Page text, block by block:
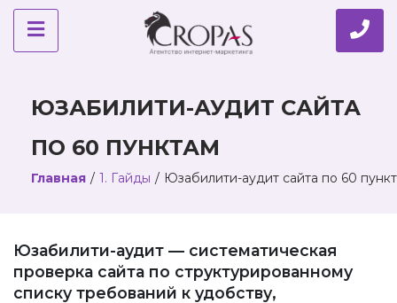
ЮЗАБИЛИТИ-АУДИТ САЙТА
ПО 60 ПУНКТАМ
Главная / 1. Гайды / Юзабилити-аудит сайта по 60
Юзабилити-аудит — систематическая
проверка сайта по структурированному
списку требований к удобству,